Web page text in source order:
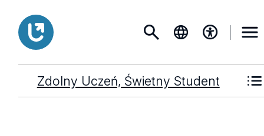
Zdolny Uczeń, Świetny Student